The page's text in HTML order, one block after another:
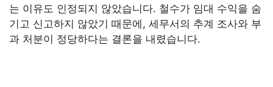
는 이유도 인정되지 않았습니다. 철수가 임대 수익을 숨
기고 신고하지 않았기 때문에, 세무서의 추계 조사와 부
과 처분이 정당하다는 결론을 내렸습니다.